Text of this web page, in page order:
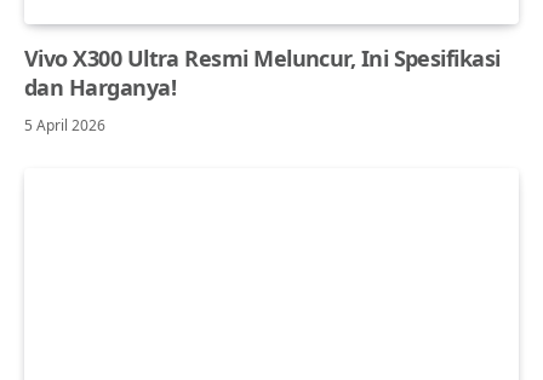
Vivo X300 Ultra Resmi Meluncur, Ini Spesifikasi
dan Harganya!
5 April 2026